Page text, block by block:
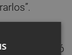
es seguir
pero aparcó